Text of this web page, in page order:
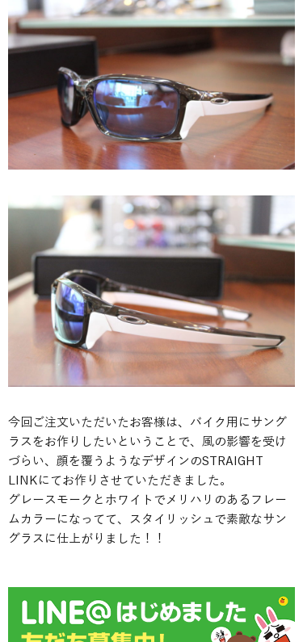
今回ご注文いただいたお客様は、バイク用にサング
ラスをお作りしたいということで、風の影響を受け
づらい、顔を覆うようなデザインのSTRAIGHT
LINKにてお作りさせていただきました。
グレースモークとホワイトでメリハリのあるフレー
ムカラーになってて、スタイリッシュで素敵なサン
グラスに仕上がりました！！